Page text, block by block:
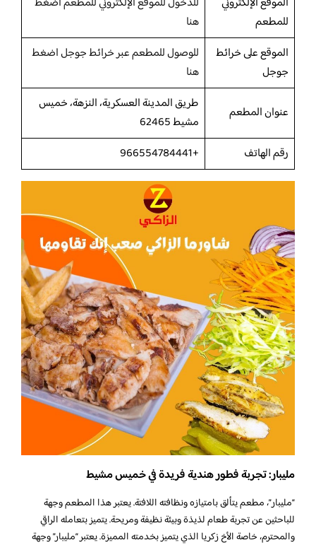
للمطعم
هنا
الموقع على خرائط
جوجل
للوصول للمطعم عبر خرائط جوجل اضغط
هنا
عنوان المطعم
طريق المدينة العسكرية، النزهة، خميس
مشيط 62465
رقم الهاتف
+966554784441
مليبار: تجربة فطور هندية فريدة في خميس مشيط
“مليبار”، مطعم يتألق بامتيازه ونظافته اللافتة. يعتبر هذا المطعم وجهة
للباحثين عن تجربة طعام لذيذة وبيئة نظيفة ومريحة. يتميز بتعامله الراقي
والمحترم، خاصة الأخ زكريا الذي يتميز بخدمته المميزة. يعتبر “مليبار” وجهة